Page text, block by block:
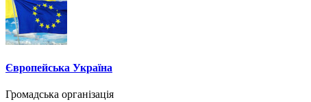
Європейська Україна
Громадська організація